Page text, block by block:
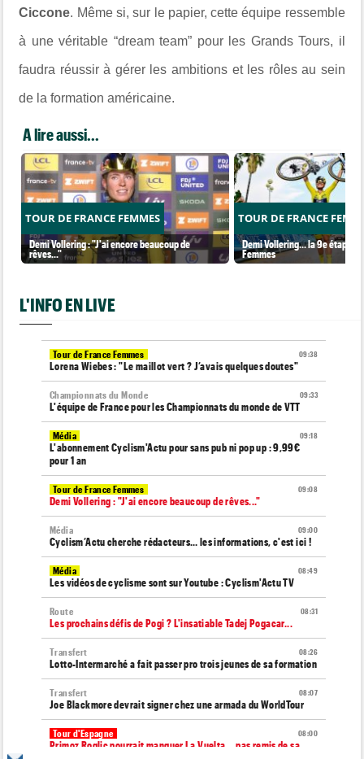
Ciccone. Même si, sur le papier, cette équipe ressemble
à une véritable “dream team” pour les Grands Tours, il
faudra réussir à gérer les ambitions et les rôles au sein
de la formation américaine.
A lire aussi...
TOUR DE FRANCE FEMMES
Demi Vollering : "J'ai encore beaucoup de
rêves..."
TOUR DE FRANCE
Demi Vollering... la 9e étape et
Femmes
L'INFO EN LIVE
09:38
Tour de France Femmes
Lorena Wiebes : "Le maillot vert ? J’avais quelques doutes"
09:33
Championnats du Monde
L'équipe de France pour les Championnats du monde de VTT
09:18
Média
L'abonnement Cyclism'Actu pour sans pub ni pop up : 9,99€
pour 1 an
09:08
Tour de France Femmes
Demi Vollering : "J'ai encore beaucoup de rêves..."
09:00
Média
Cyclism’Actu cherche rédacteurs… les informations, c'est ici !
08:49
Média
Les vidéos de cyclisme sont sur Youtube : Cyclism'Actu TV
08:31
Route
Les prochains défis de Pogi ? L'insatiable Tadej Pogacar...
08:26
Transfert
Lotto-Intermarché a fait passer pro trois jeunes de sa formation
08:07
Transfert
Joe Blackmore devrait signer chez une armada du WorldTour
08:00
Tour d'Espagne
Primoz Roglic pourrait manquer La Vuelta... pas remis de sa